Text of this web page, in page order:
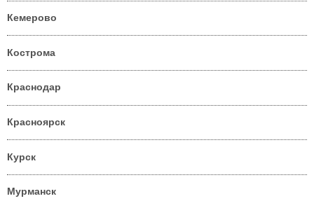
Кемерово
Кострома
Краснодар
Красноярск
Курск
Мурманск